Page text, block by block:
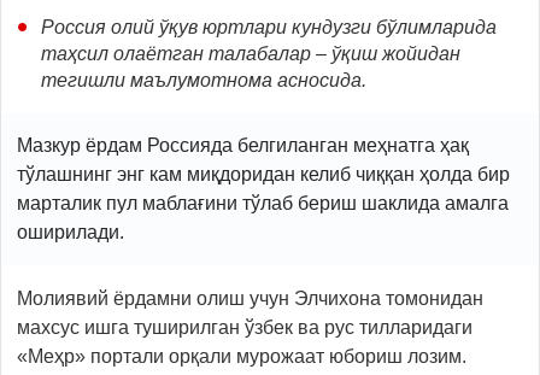
Россия олий ўқув юртлари кундузги бўлимларида
таҳсил олаётган талабалар – ўқиш жойидан
тегишли маълумотнома асносида.
Мазкур ёрдам Россияда белгиланган меҳнатга ҳақ
тўлашнинг энг кам миқдоридан келиб чиққан ҳолда бир
марталик пул маблағини тўлаб бериш шаклида амалга
оширилади.
Молиявий ёрдамни олиш учун Элчихона томонидан
махсус ишга туширилган ўзбек ва рус тилларидаги
«Меҳр» портали орқали мурожаат юбориш лозим.